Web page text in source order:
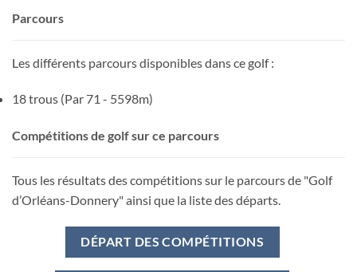
Parcours
Les différents parcours disponibles dans ce golf :
18 trous (Par 71 - 5598m)
Compétitions de golf sur ce parcours
Tous les résultats des compétitions sur le parcours de "Golf
d’Orléans-Donnery" ainsi que la liste des départs.
DÉPART DES COMPÉTITIONS